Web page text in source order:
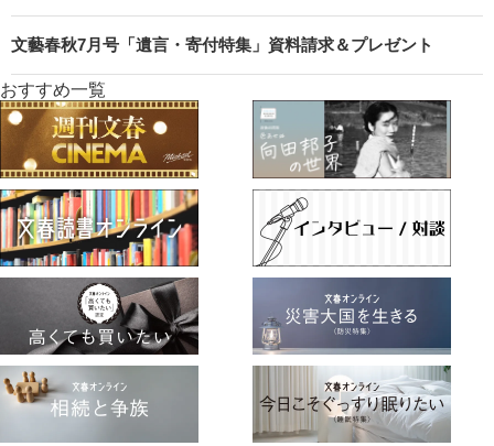
文藝春秋7月号「遺言・寄付特集」資料請求＆プレゼント
おすすめ一覧